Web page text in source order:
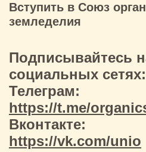
Вступить в Союз
земледелия
Подписывайтесь
социальных сетях:
Телеграм:
https://t.me/
Вконтакте:
https://vk.com/unio